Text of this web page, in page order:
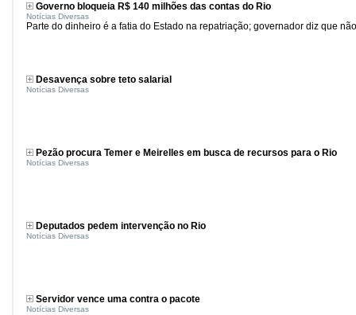
Governo bloqueia R$ 140 milhões das contas do Rio
Notícias Diversas
Parte do dinheiro é a fatia do Estado na repatriação; governador diz que
Desavença sobre teto salarial
Notícias Diversas
Pezão procura Temer e Meirelles em busca de recursos para o Rio
Notícias Diversas
Deputados pedem intervenção no Rio
Notícias Diversas
Servidor vence uma contra o pacote
Notícias Diversas